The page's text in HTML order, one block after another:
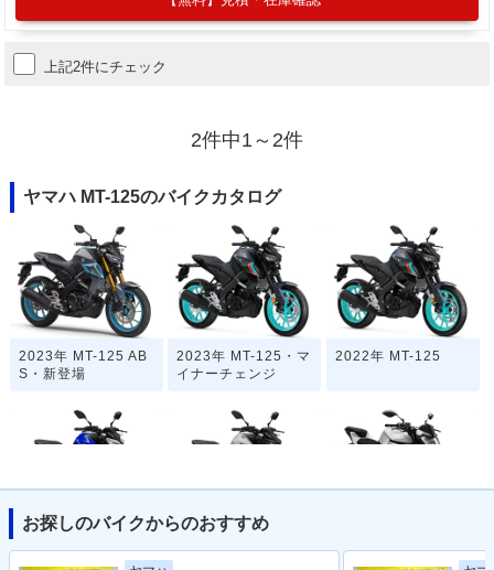
上記2件にチェック
2件中1～2件
ヤマハ MT-125のバイクカタログ
2023年 MT-125 AB
S・新登場
2023年 MT-125・マ
イナーチェンジ
2022年 MT-125
お探しのバイクからのおすすめ